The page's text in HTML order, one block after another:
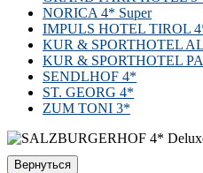
NORICA 4* Super
IMPULS HOTEL TIROL
KUR & SPORTHOTEL
KUR & SPORTHOTEL
SENDLHOF 4*
ST. GEORG 4*
ZUM TONI 3*